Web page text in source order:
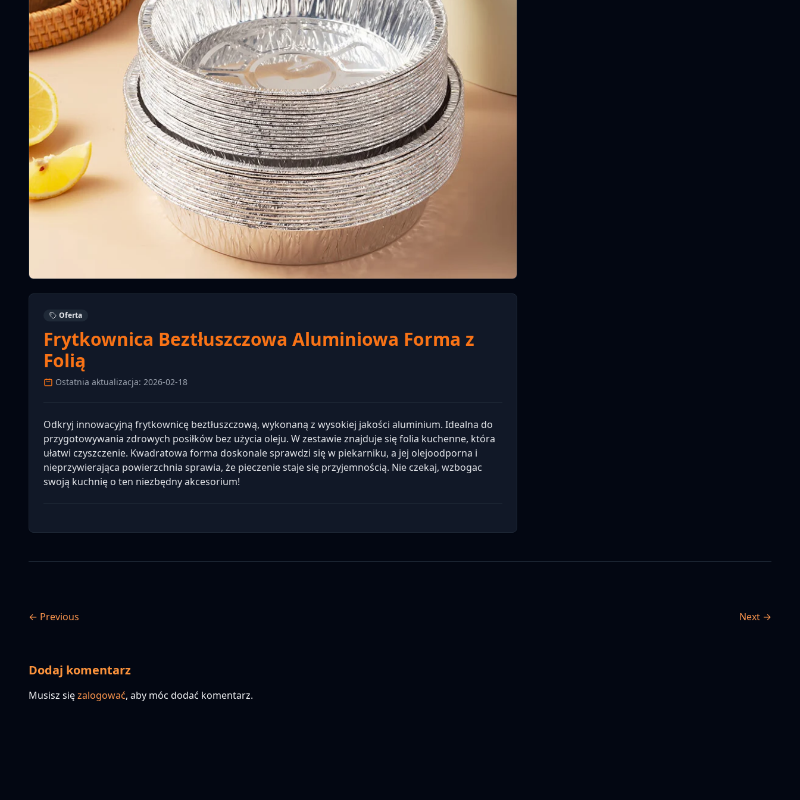
Oferta
Frytkownica Beztłuszczowa Aluminiowa Forma z
Folią
Ostatnia aktualizacja: 2026-02-18
Odkryj innowacyjną frytkownicę beztłuszczową, wykonaną z wysokiej jakości aluminium. Idealna do
przygotowywania zdrowych posiłków bez użycia oleju. W zestawie znajduje się folia kuchenne, która
ułatwi czyszczenie. Kwadratowa forma doskonale sprawdzi się w piekarniku, a jej olejoodporna i
nieprzywierająca powierzchnia sprawia, że pieczenie staje się przyjemnością. Nie czekaj, wzbogac
swoją kuchnię o ten niezbędny akcesorium!
← Previous Next →
Dodaj komentarz
Musisz sięzalogować, aby móc dodać komentarz.